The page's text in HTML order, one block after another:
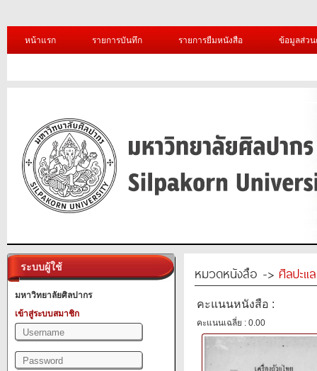
หน้าแรก รายการบันทึก รายการยืมหนังสือ ข้อมูลส่ว
ระบบผู้ใช้
มหาวิทยาลัยศิลปากร
เข้าสู่ระบบสมาชิก
หมวดหนังสือ -> ศิลปะแ
คะแนนหนังสือ :
คะแนนเฉลี่ย : 0.00